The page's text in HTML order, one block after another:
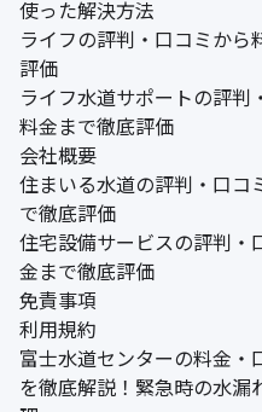
使った解決方法
ライフの評判・口コミから
評価
ライフ水道サポートの評判
料金まで徹底評価
会社概要
住まいる水道の評判・口コ
で徹底評価
住宅設備サービスの評判・
金まで徹底評価
免責事項
利用規約
富士水道センターの料金・
を徹底解説！緊急時の水漏